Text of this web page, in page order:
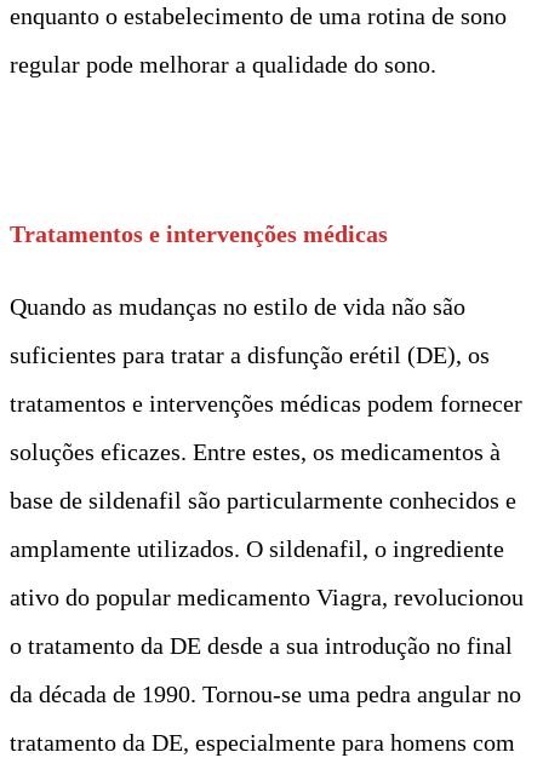
enquanto o estabelecimento de uma rotina de sono
regular pode melhorar a qualidade do sono.
Tratamentos e intervenções médicas
Quando as mudanças no estilo de vida não são
suficientes para tratar a disfunção erétil (DE), os
tratamentos e intervenções médicas podem fornecer
soluções eficazes. Entre estes, os medicamentos à
base de sildenafil são particularmente conhecidos e
amplamente utilizados. O sildenafil, o ingrediente
ativo do popular medicamento Viagra, revolucionou
o tratamento da DE desde a sua introdução no final
da década de 1990. Tornou-se uma pedra angular no
tratamento da DE, especialmente para homens com